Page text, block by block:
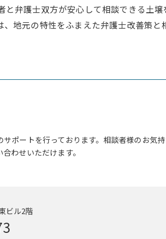
弁護士双方が安心して相談できる土
地元の特性をふまえた弁護士改善策と
ポートを行っております。相談者様のお気
わせいただけます。
ビル2階